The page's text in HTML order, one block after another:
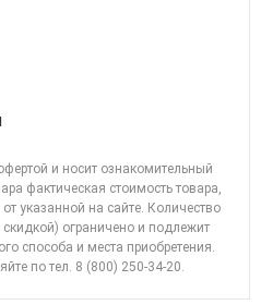
и носит ознакомительный
фактическая стоимость товара,
от указанной на сайте. Количество
скидкой) ограничено и подлежит
способа и места приобретения.
потел. 8 (800) 250-34-20